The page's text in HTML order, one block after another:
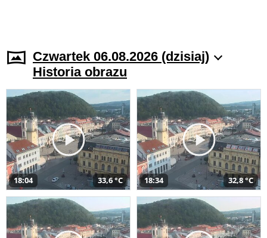
Czwartek 06.08.2026 (dzisiaj)
Historia obrazu
18:04 33,6 °C 18:34 32,8 °C